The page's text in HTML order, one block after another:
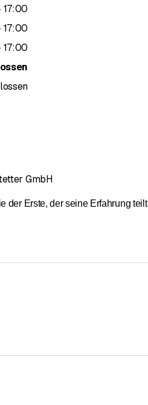
bis
17:00
bis
17:00
bis
17:00
GmbH
der Erste, der seine Erfahrung teilt